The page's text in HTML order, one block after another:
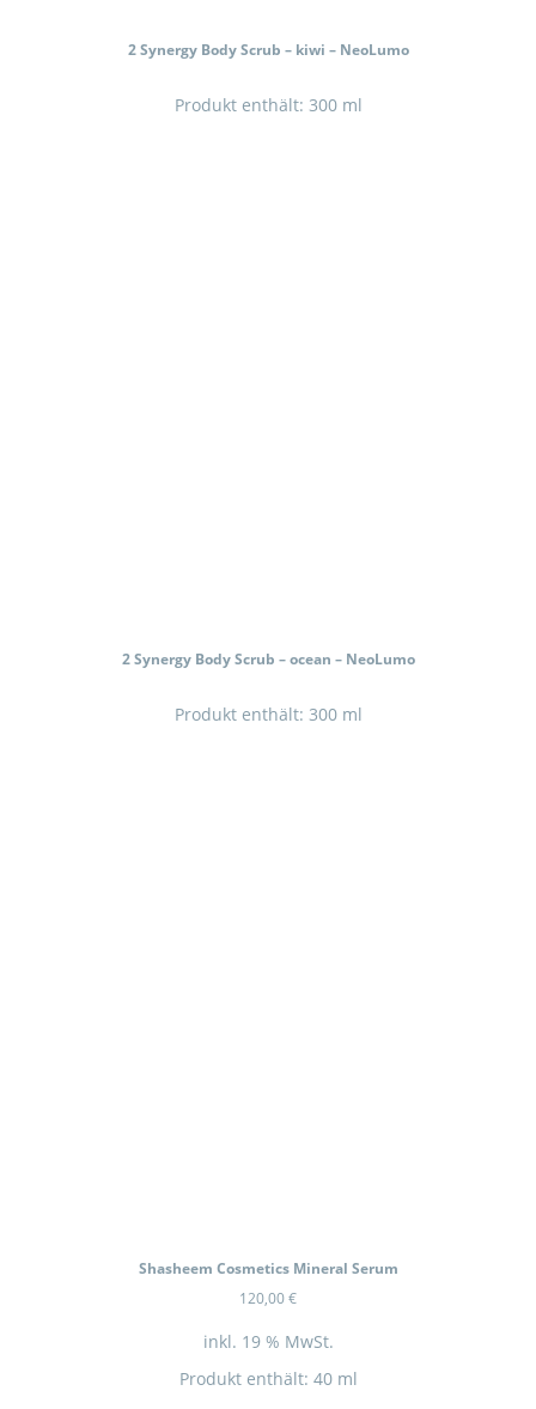
2 Synergy Body Scrub – kiwi – NeoLumo
Produkt enthält: 300 ml
2 Synergy Body Scrub – ocean – NeoLumo
Produkt enthält: 300 ml
In Kürze wieder Verfügbar
Shasheem Cosmetics Mineral Serum
120,00€
inkl. 19 % MwSt.
Produkt enthält: 40 ml